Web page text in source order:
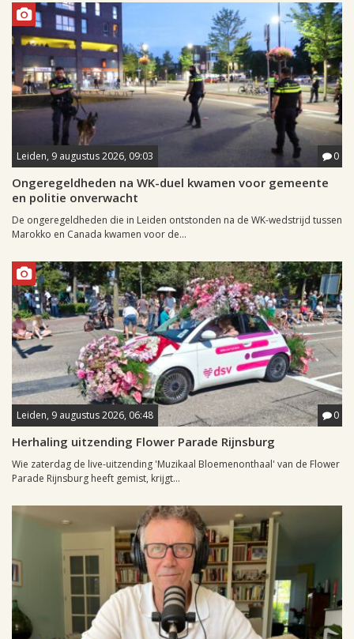
Leiden, 9 augustus 2026, 09:03 0
Ongeregeldheden na WK-duel kwamen voor gemeente
en politie onverwacht
De ongeregeldheden die in Leiden ontstonden na de WK-wedstrijd tussen
Marokko en Canada kwamen voor de...
Leiden, 9 augustus 2026, 06:48 0
Herhaling uitzending Flower Parade Rijnsburg
Wie zaterdag de live-uitzending 'Muzikaal Bloemenonthaal' van de Flower
Parade Rijnsburg heeft gemist, krijgt...